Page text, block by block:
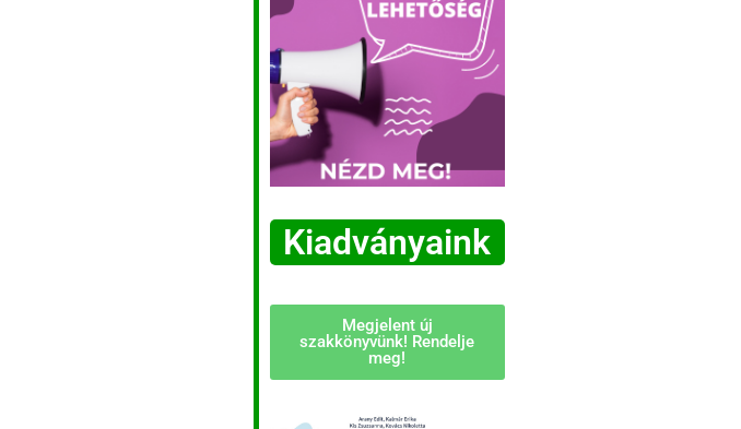
Kiadványaink
Megjelent új
szakkönyvünk! Rendelje
meg!